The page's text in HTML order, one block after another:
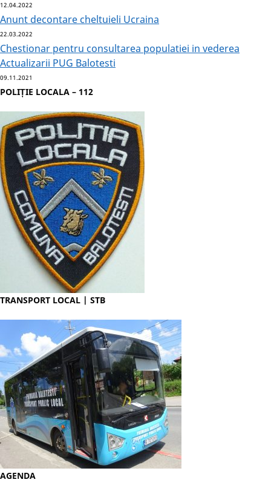
12.04.2022
Anunt decontare cheltuieli Ucraina
22.03.2022
Chestionar pentru consultarea populatiei in vederea
Actualizarii PUG Balotesti
09.11.2021
POLIȚIE LOCALA – 112
TRANSPORT LOCAL | STB
AGENDA